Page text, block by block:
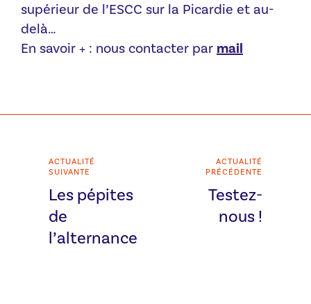
supérieur de l’ESCC sur la Picardie et au-
delà…
En savoir + : nous contacter par mail
ACTUALITÉ
SUIVANTE
Les pépites
de
l’alternance
ACTUALITÉ
PRÉCÉDENTE
Testez-
nous !